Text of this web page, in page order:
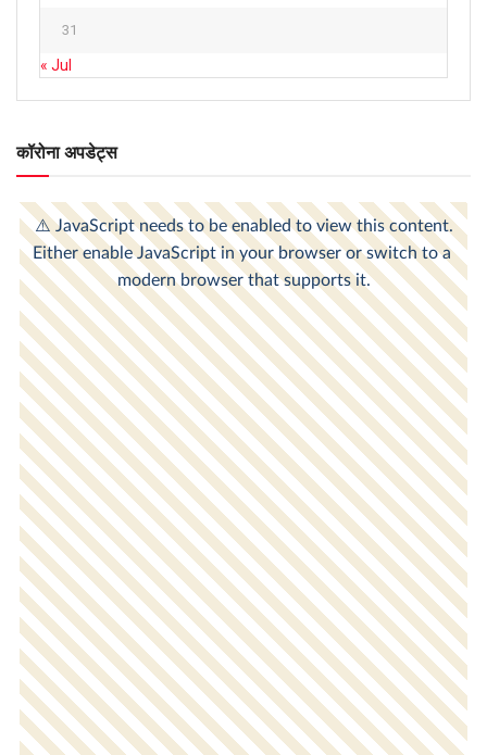
31
« Jul
कॉरोना अपडेट्स